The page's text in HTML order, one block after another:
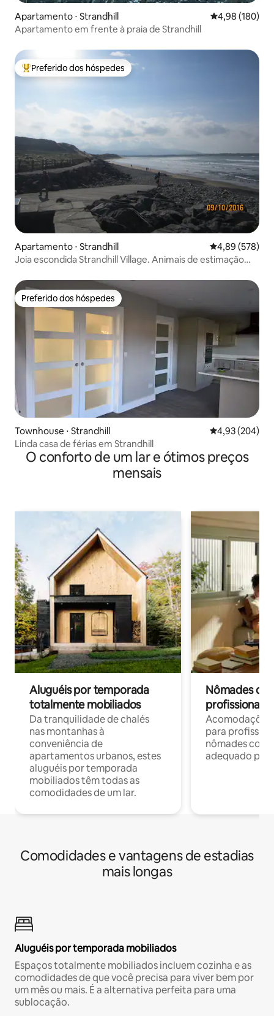
Apartamento ⋅ Strandhill 4,98 de uma
4,98 (180)
Apartamento em frente à praia de Strandhill
Entre os melhores preferidos dos hóspedes
Preferido dos hóspedes
Apartamento ⋅ Strandhill 4,89 de uma
4,89 (578)
Joia escondida Strandhill Village. Animais de estimação
Preferido dos hóspedes
Preferido dos hóspedes
Townhouse ⋅ Strandhill 4,93 de uma
4,93 (204)
Linda casa de férias em Strandhill
O conforto de um lar e ótimos preços
mensais
Aluguéis por temporada
totalmente mobiliados
Da tranquilidade de chalés
nas montanhas à
conveniência de
apartamentos urbanos, estes
aluguéis por temporada
mobiliados têm todas as
comodidades de um lar.
Nômades
profissionais
para
nômades com
adequado
Comodidades e vantagens de estadias
mais longas
Aluguéis por temporada mobiliados
Espaços totalmente mobiliados incluem cozinha e as
comodidades de que você precisa para viver bem por
um mês ou mais. É a alternativa perfeita para uma
sublocação.